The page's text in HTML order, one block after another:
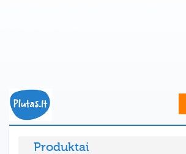
Produktai